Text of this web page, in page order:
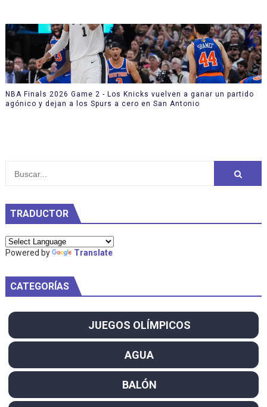
NBA Finals 2026 Game 2 - Los Knicks vuelven a ganar un partido
agónico y dejan a los Spurs a cero en San Antonio
TRADUCTOR
Powered by Translate
CATEGORÍAS
JUEGOS OLÍMPICOS
AGUA
BALÓN